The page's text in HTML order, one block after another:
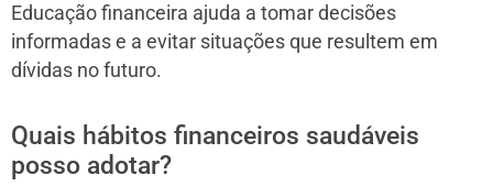
Educação financeira ajuda a tomar decisões
informadas e a evitar situações que resultem em
dívidas no futuro.
Quais hábitos financeiros saudáveis
posso adotar?